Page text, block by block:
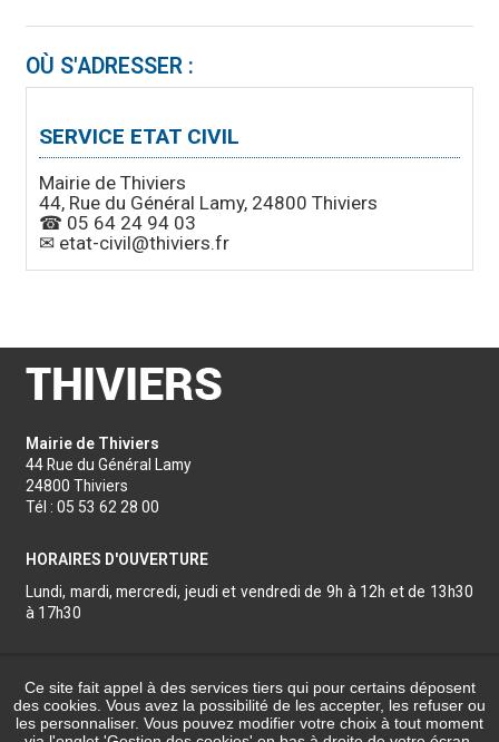
RDV DEMANDE
RDV REMISE
ANNUAIRES
CINÉMA
COMMUNAUTÉ
DE COMMUNES
OÙ S'ADRESSER :
SERVICE ETAT CIVIL
Mairie de Thiviers
44, Rue du Général Lamy, 24800 Thiviers
☎ 05 64 24 94 03
✉ etat-civil@thiviers.fr
Mairie de Thiviers
44 Rue du Général Lamy
24800 Thiviers
Tél : 05 53 62 28 00
HORAIRES D'OUVERTURE
Lundi, mardi, mercredi, jeudi et vendredi de 9h à 12h et de 13h30
à 17h30
Réalisation
Ce site fait appel à des services tiers qui pour certains déposent
des cookies. Vous avez la possibilité de les accepter, les refuser ou
les personnaliser. Vous pouvez modifier votre choix à tout moment